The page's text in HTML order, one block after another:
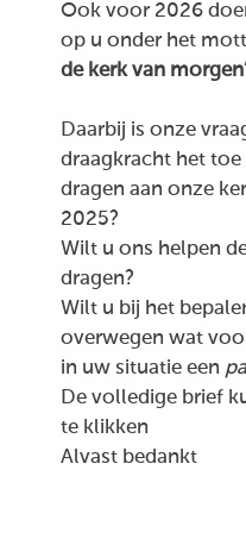
Ook voor 2026
op u onder het
de kerk van
Daarbij is onze
draagkracht het
dragen aan onze
2025?
Wilt u ons helpen
dragen?
Wilt u bij het
overwegen wat
in uw situatie een
De volledige brief
te klikken
Alvast bedankt